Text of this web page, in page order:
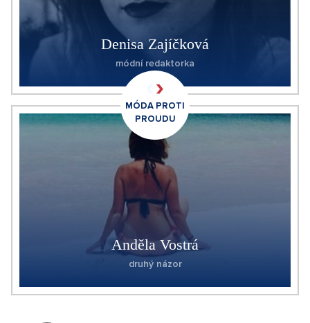
Denisa Zajíčková
módní redaktorka
Anděla Vostrá
druhý názor
MÓDA PROTI
PROUDU